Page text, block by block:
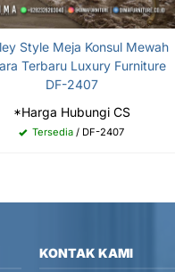
Style Meja Konsul Mewah
Terbaru Luxury Furniture
DF-2407
*Harga Hubungi CS
Tersedia / DF-2407
KONTAK KAMI